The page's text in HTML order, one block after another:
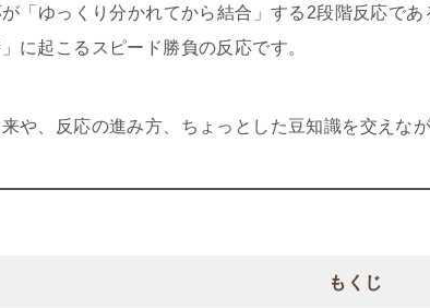
「ゆっくり分かれてから結合」する2段階反応で
に起こるスピード勝負の反応です。
や、反応の進み方、ちょっとした豆知識を交えな
もくじ